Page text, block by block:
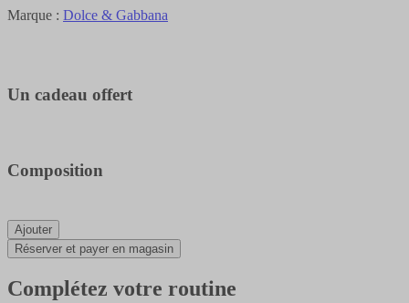
Marque : Dolce & Gabbana
Un cadeau offert
Composition
Ajouter
Réserver et payer en magasin
Complétez votre routine